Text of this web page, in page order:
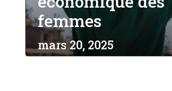
femmes
mars 20, 2025